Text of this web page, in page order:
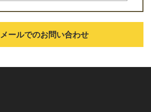
メールでのお問い合わせ